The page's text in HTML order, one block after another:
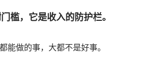
槛，它是收入的防护栏。
能做的事，大都不是好事。